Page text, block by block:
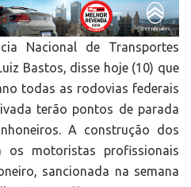
Nacional de Transportes
Bastos, disse hoje (10) que
todas as rodovias federais
terão pontos de parada
A construção dos
os motoristas profissionais
sancionada na semana